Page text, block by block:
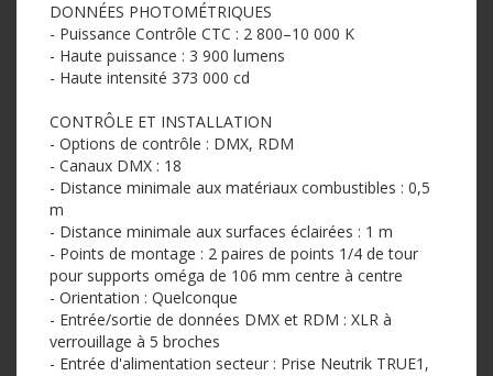
DONNÉES PHOTOMÉTRIQUES
- Puissance Contrôle CTC : 2 800–10 000 K
- Haute puissance : 3 900 lumens
- Haute intensité 373 000 cd
CONTRÔLE ET INSTALLATION
- Options de contrôle : DMX, RDM
- Canaux DMX : 18
- Distance minimale aux matériaux combustibles : 0,5
m
- Distance minimale aux surfaces éclairées : 1 m
- Points de montage : 2 paires de points 1/4 de tour
pour supports oméga de 106 mm centre à centre
- Orientation : Quelconque
- Entrée/sortie de données DMX et RDM : XLR à
verrouillage à 5 broches
- Entrée d'alimentation secteur : Prise Neutrik TRUE1,